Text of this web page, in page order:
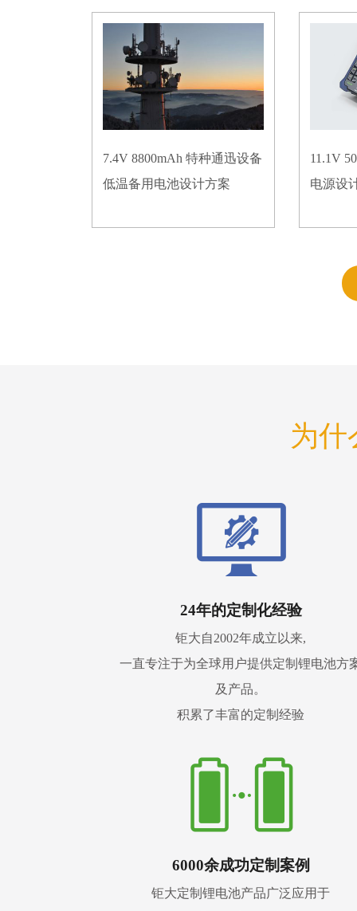
7.4V 8800mAh 特种通迅设备
低温备用电池设计方案
11.1V
电源设
为什
24年的定制化经验
钜大自2002年成立以来,
一直专注于为全球用户提供定制锂电池方
及产品。
积累了丰富的定制经验
6000余成功定制案例
钜大定制锂电池产品广泛应用于